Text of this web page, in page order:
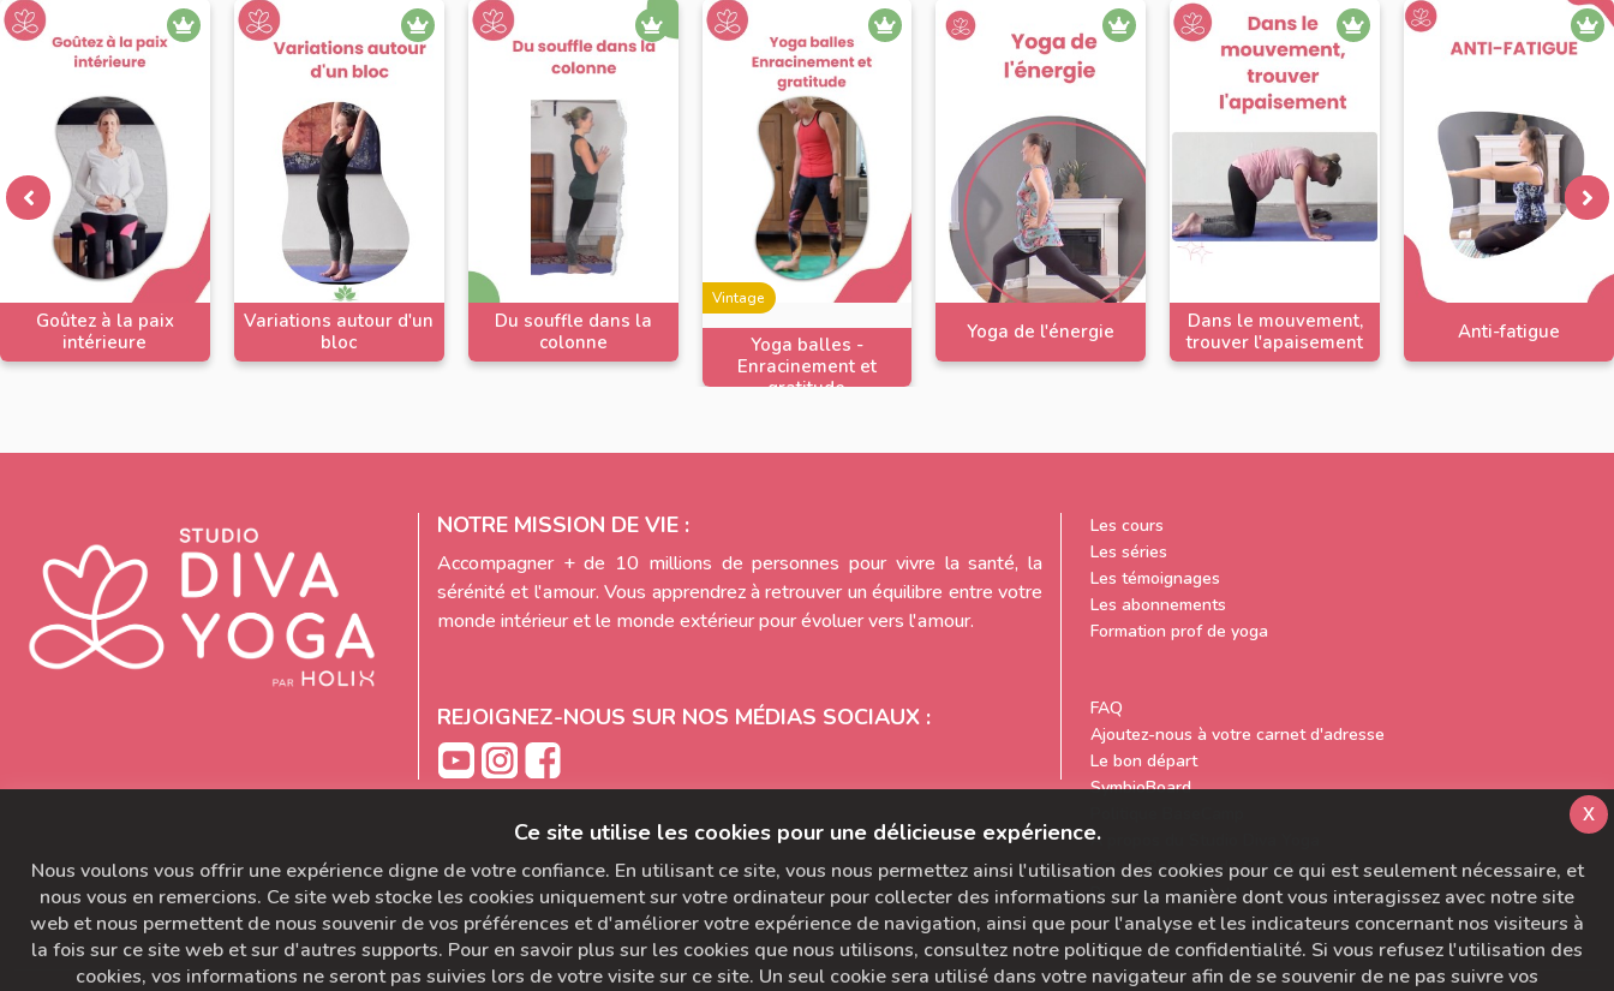
Goûtez à la paix
intérieure
Variations autour d'un
bloc
Du souffle dans la
colonne
Vintage
Yoga balles -
Enracinement et
gratitude
Yoga de l'énergie
Dans le mouvement,
trouver l'apaisement
Anti-fatigue
NOTRE MISSION DE VIE :
Accompagner + de 10 millions de personnes pour vivre la santé, la
sérénité et l'amour. Vous apprendrez à retrouver un équilibre entre votre
monde intérieur et le monde extérieur pour évoluer vers l'amour.
REJOIGNEZ-NOUS SUR NOS MÉDIAS SOCIAUX :
Les cours
Les séries
Les témoignages
Les abonnements
Formation prof de yoga
FAQ
Ajoutez-nous à votre carnet d'adresse
Le bon départ
SymbioBoard
A propos du Studio Diva Yoga
CGU & Politique de Confidentialité
Pour nous contacter
Ce site utilise les cookies pour une délicieuse expérience.
Nous voulons vous offrir une expérience digne de votre confiance. En utilisant ce site, vous nous permettez ainsi l'utilisation des cookies pour ce qui est seulement nécessaire, et
nous vous en remercions. Ce site web stocke les cookies uniquement sur votre ordinateur pour collecter des informations sur la manière dont vous interagissez avec notre site
web et nous permettent de nous souvenir de vos préférences et d'améliorer votre expérience de navigation, ainsi que pour l'analyse et les indicateurs concernant nos visiteurs à
la fois sur ce site web et sur d'autres supports. Pour en savoir plus sur les cookies que nous utilisons, consultez notre politique de confidentialité. Si vous refusez l'utilisation des
cookies, vos informations ne seront pas suivies lors de votre visite sur ce site. Un seul cookie sera utilisé dans votre navigateur afin de se souvenir de ne pas suivre vos
x